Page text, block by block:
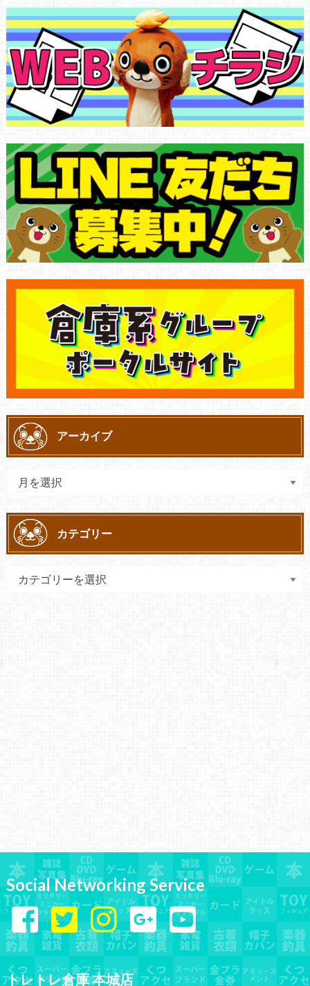
アーカイブ
カテゴリー
Social Networking Service
トレトレ倉庫 本城店